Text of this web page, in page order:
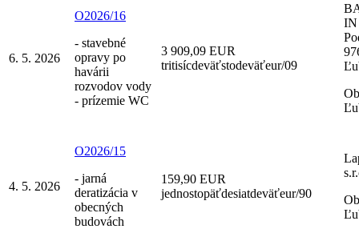
6. 5. 2026
O2026/16
- stavebné
opravy po
havárii
rozvodov vody
- prízemie WC
3 909,09 EUR
tritisícdeväťstodeväťeur/09
IN
4. 5. 2026
O2026/15
- jarná
deratizácia v
obecných
budovách
159,90 EUR
jednostopäťdesiatdeväťeur/90